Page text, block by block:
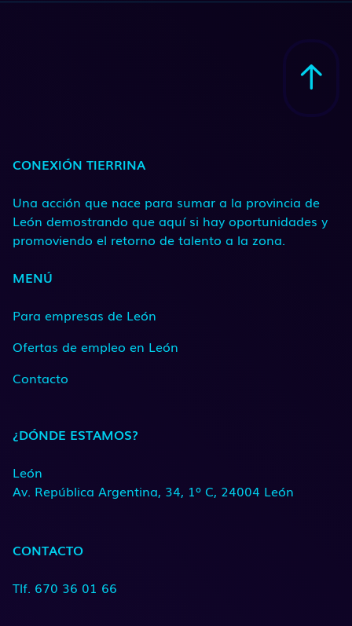
CONEXIÓN TIERRINA
Una acción que nace para sumar a la provincia de
León demostrando que aquí si hay oportunidades y
promoviendo el retorno de talento a la zona.
MENÚ
Para empresas de León
Ofertas de empleo en León
Contacto
¿DÓNDE ESTAMOS?
León
Av. República Argentina, 34, 1º C, 24004 León
CONTACTO
Tlf. 670 36 01 66